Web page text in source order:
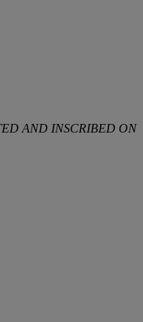
AND INSCRIBED ON